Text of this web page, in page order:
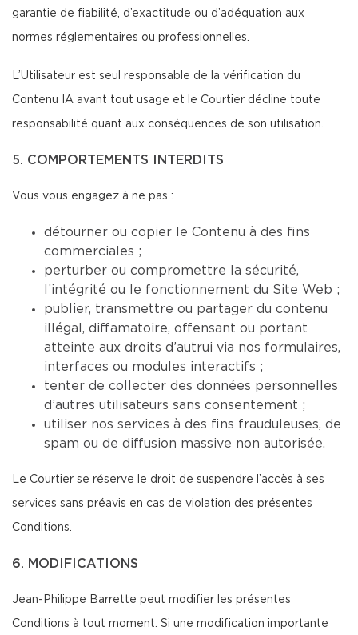
garantie de fiabilité, d’exactitude ou d’adéquation aux
normes réglementaires ou professionnelles.
L’Utilisateur est seul responsable de la vérification du
Contenu IA avant tout usage et le Courtier décline toute
responsabilité quant aux conséquences de son utilisation.
5. COMPORTEMENTS INTERDITS
Vous vous engagez à ne pas :
détourner ou copier le Contenu à des fins
commerciales ;
perturber ou compromettre la sécurité,
l’intégrité ou le fonctionnement du Site Web ;
publier, transmettre ou partager du contenu
illégal, diffamatoire, offensant ou portant
atteinte aux droits d’autrui via nos formulaires,
interfaces ou modules interactifs ;
tenter de collecter des données personnelles
d’autres utilisateurs sans consentement ;
utiliser nos services à des fins frauduleuses, de
spam ou de diffusion massive non autorisée.
Le Courtier se réserve le droit de suspendre l’accès à ses
services sans préavis en cas de violation des présentes
Conditions.
6. MODIFICATIONS
Jean-Philippe Barrette peut modifier les présentes
Conditions à tout moment. Si une modification importante